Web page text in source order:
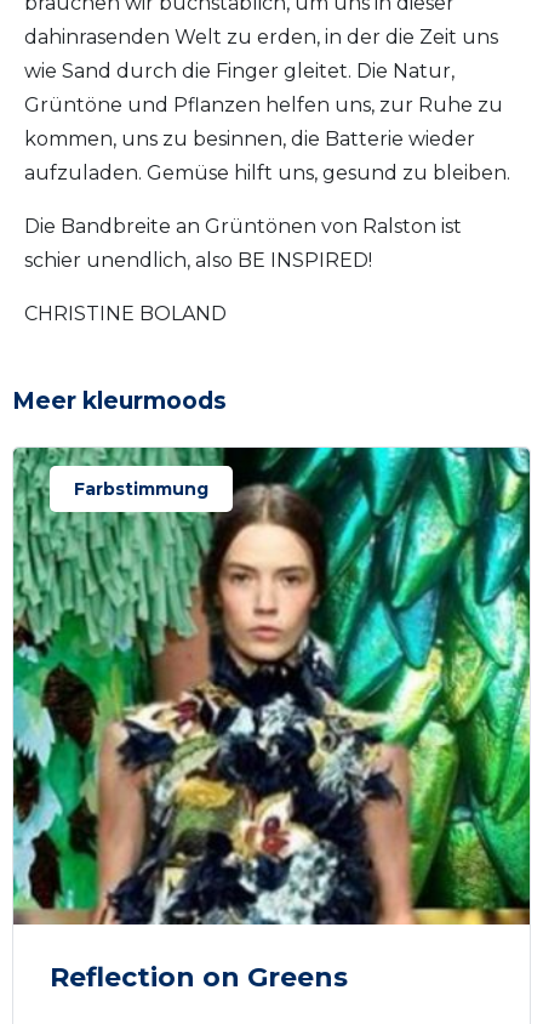
dahinrasenden Welt zu erden, in der die Zeit uns
wie Sand durch die Finger gleitet. Die Natur,
Grüntöne und Pflanzen helfen uns, zur Ruhe zu
kommen, uns zu besinnen, die Batterie wieder
aufzuladen. Gemüse hilft uns, gesund zu bleiben.
Die Bandbreite an Grüntönen von Ralston ist
schier unendlich, also BE INSPIRED!
CHRISTINE BOLAND
Meer kleurmoods
Farbstimmung
Reflection on Greens